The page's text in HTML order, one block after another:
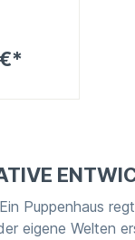
Puppenhaus
eigene Welten